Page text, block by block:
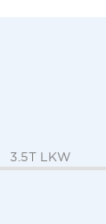
3.5T LKW